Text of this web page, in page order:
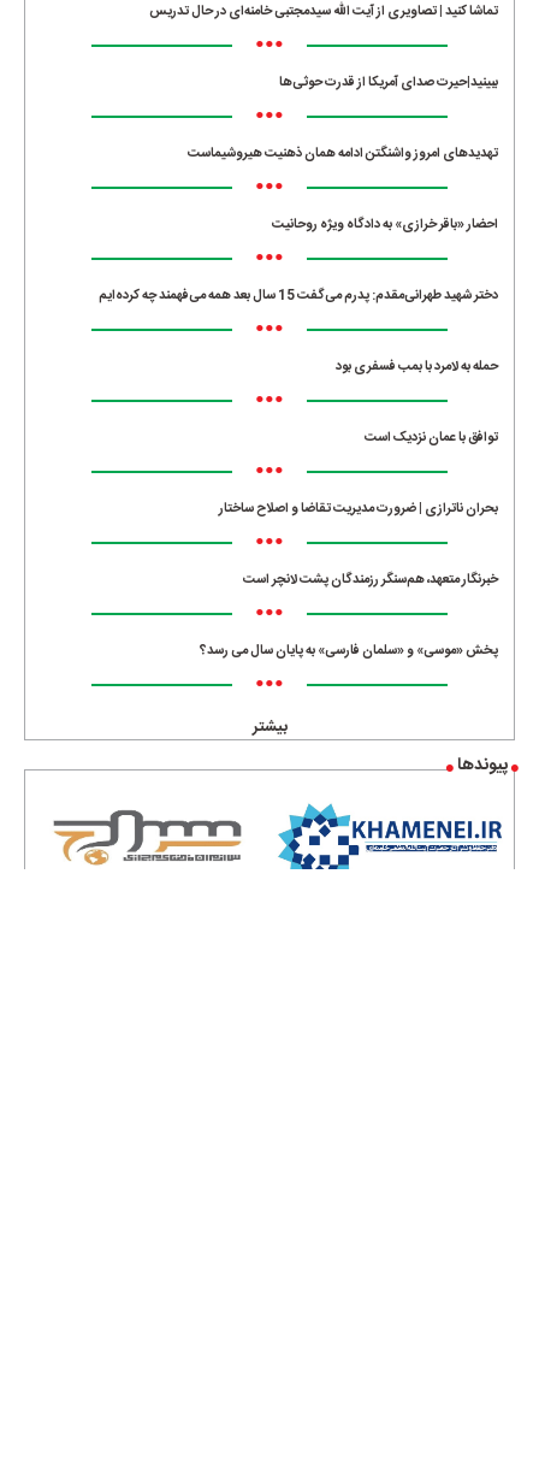
تماشا کنید | تصاویری از آیت الله سیدمجتبی خامنه‌ای در حال تدریس
•••
ببینید|حیرت صدای آمریکا از قدرت حوثی‌ها
•••
تهدیدهای امروز واشنگتن ادامه همان ذهنیت هیروشیماست
•••
احضار «باقر خرازی» به دادگاه ویژه روحانیت
•••
دختر شهید طهرانی‌مقدم: پدرم می‌گفت 15 سال بعد همه می‌فهمند چه کرده‌ایم
•••
حمله به لامرد با بمب فسفری بود
•••
توافق با عمان نزدیک است
•••
بحران ناترازی | ضرورت مدیریت تقاضا و اصلاح ساختار
•••
خبرنگار متعهد، هم‌سنگر رزمندگان پشت لانچر است
•••
پخش «موسی» و «سلمان فارسی» به پایان سال می رسد؟
•••
بیشتر
پیوندها